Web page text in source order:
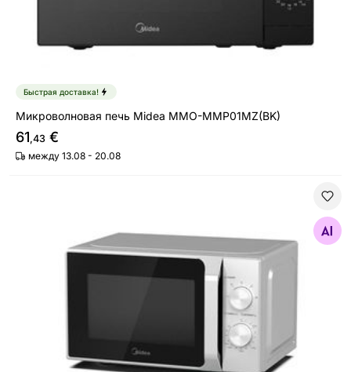
Быстрая доставка!
Микроволновая печь Midea MMO-MMP01MZ(BK)
61,43 €
между 13.08 - 20.08